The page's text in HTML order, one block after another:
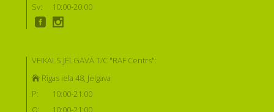
Sv:
10:00-20:00
VEIKALS JELGAVĀ T/C "RAF Centrs":
Rīgas iela 48, Jelgava
P:
10:00-21:00
O:
10:00-21:00